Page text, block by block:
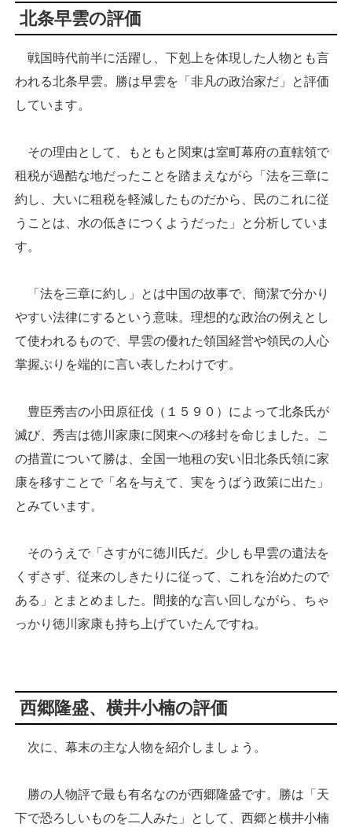
北条早雲の評価
戦国時代前半に活躍し、下剋上を体現した人物とも言
われる北条早雲。勝は早雲を「非凡の政治家だ」と評価
しています。
その理由として、もともと関東は室町幕府の直轄領で
租税が過酷な地だったことを踏まえながら「法を三章に
約し、大いに租税を軽減したものだから、民のこれに従
うことは、水の低きにつくようだった」と分析していま
す。
「法を三章に約し」とは中国の故事で、簡潔で分かり
やすい法律にするという意味。理想的な政治の例えとし
て使われるもので、早雲の優れた領国経営や領民の人心
掌握ぶりを端的に言い表したわけです。
豊臣秀吉の小田原征伐（１５９０）によって北条氏が
滅び、秀吉は徳川家康に関東への移封を命じました。こ
の措置について勝は、全国一地租の安い旧北条氏領に家
康を移すことで「名を与えて、実をうばう政策に出た」
とみています。
そのうえで「さすがに徳川氏だ。少しも早雲の遺法を
くずさず、従来のしきたりに従って、これを治めたので
ある」とまとめました。間接的な言い回しながら、ちゃ
っかり徳川家康も持ち上げていたんですね。
西郷隆盛、横井小楠の評価
次に、幕末の主な人物を紹介しましょう。
勝の人物評で最も有名なのが西郷隆盛です。勝は「天
下で恐ろしいものを二人みた」として、西郷と横井小楠